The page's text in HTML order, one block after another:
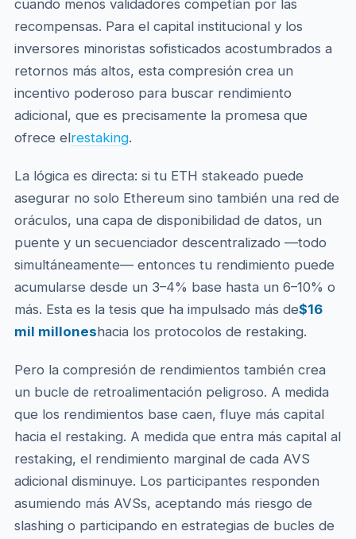
cuando menos validadores competían por las
recompensas. Para el capital institucional y los
inversores minoristas sofisticados acostumbrados a
retornos más altos, esta compresión crea un
incentivo poderoso para buscar rendimiento
adicional, que es precisamente la promesa que
ofrece elrestaking.
La lógica es directa: si tu ETH stakeado puede
asegurar no solo Ethereum sino también una red de
oráculos, una capa de disponibilidad de datos, un
puente y un secuenciador descentralizado —todo
simultáneamente— entonces tu rendimiento puede
acumularse desde un 3–4% base hasta un 6–10% o
más. Esta es la tesis que ha impulsado más de$16
mil milloneshacia los protocolos de restaking.
Pero la compresión de rendimientos también crea
un bucle de retroalimentación peligroso. A medida
que los rendimientos base caen, fluye más capital
hacia el restaking. A medida que entra más capital al
restaking, el rendimiento marginal de cada AVS
adicional disminuye. Los participantes responden
asumiendo más AVSs, aceptando más riesgo de
slashing o participando en estrategias de bucles de